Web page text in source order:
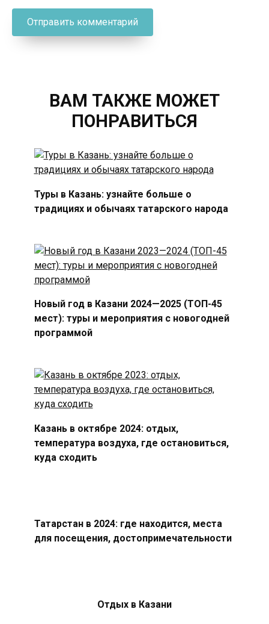
ВАМ ТАКЖЕ МОЖЕТ
ПОНРАВИТЬСЯ
Туры в Казань: узнайте больше о
традициях и обычаях татарского народа
Новый год в Казани 2024—2025 (ТОП-45
мест): туры и мероприятия с новогодней
программой
Казань в октябре 2024: отдых,
температура воздуха, где остановиться,
куда сходить
Татарстан в 2024: где находится, места
для посещения, достопримечательности
Отдых в Казани